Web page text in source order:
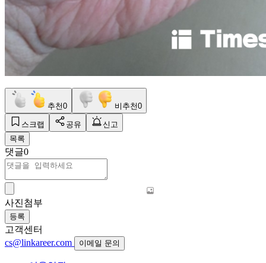
추천0 비추천0
스크랩 공유
신고
목록
댓글0
사진첨부
등록
고객센터
cs@linkareer.com
이메일 문의